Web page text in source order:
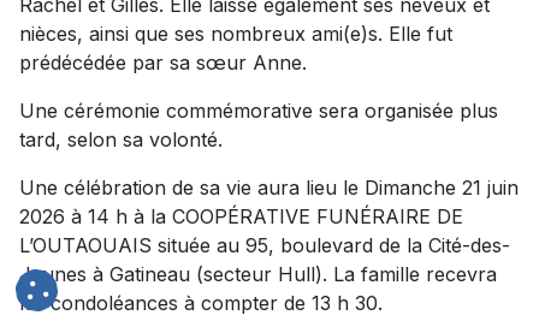
nièces, ainsi que ses nombreux ami(e)s. Elle fut
prédécédée par sa sœur Anne.
Une cérémonie commémorative sera organisée plus
tard, selon sa volonté.
Une célébration de sa vie aura lieu le Dimanche 21 juin
2026 à 14 h à la COOPÉRATIVE FUNÉRAIRE DE
L’OUTAOUAIS située au 95, boulevard de la Cité-des-
Jeunes à Gatineau (secteur Hull). La famille recevra
les condoléances à compter de 13 h 30.